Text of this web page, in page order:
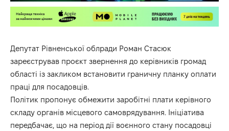
Депутат Рівненської облради Роман Стасюк
зареєстрував проєкт звернення до керівників громад
області із закликом встановити граничну планку оплати
праці для посадовців.
Політик пропонує обмежити заробітні плати керівного
складу органів місцевого самоврядування. Ініціатива
передбачає, що на період дії воєнного стану посадовці